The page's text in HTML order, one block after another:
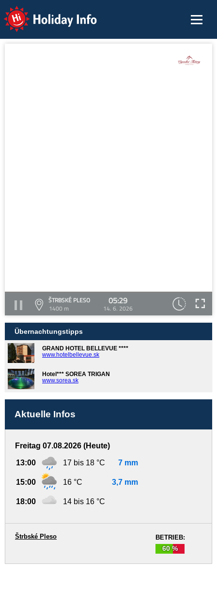
Holiday Info
ŠTRBSKÉ PLESO
1400 m
05:29
14. 6. 2026
Übernachtungstipps
GRAND HOTEL BELLEVUE ****
www.hotelbellevue.sk
Hotel*** SOREA TRIGAN
www.sorea.sk
Aktuelle Infos
Freitag 07.08.2026 (Heute)
13:00 17 bis 18 °C 7 mm
15:00 16 °C 3,7 mm
18:00 14 bis 16 °C
BETRIEB:
60 %
Štrbské Pleso